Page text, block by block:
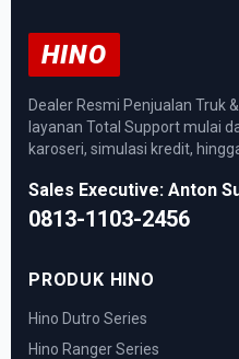
HINO
Dealer Resmi Penjualan Truk
layanan Total Support mulai
karoseri, simulasi kredit,
Sales Executive: Anton
0813-1103-2456
PRODUK HINO
Hino Dutro Series
Hino Ranger Series